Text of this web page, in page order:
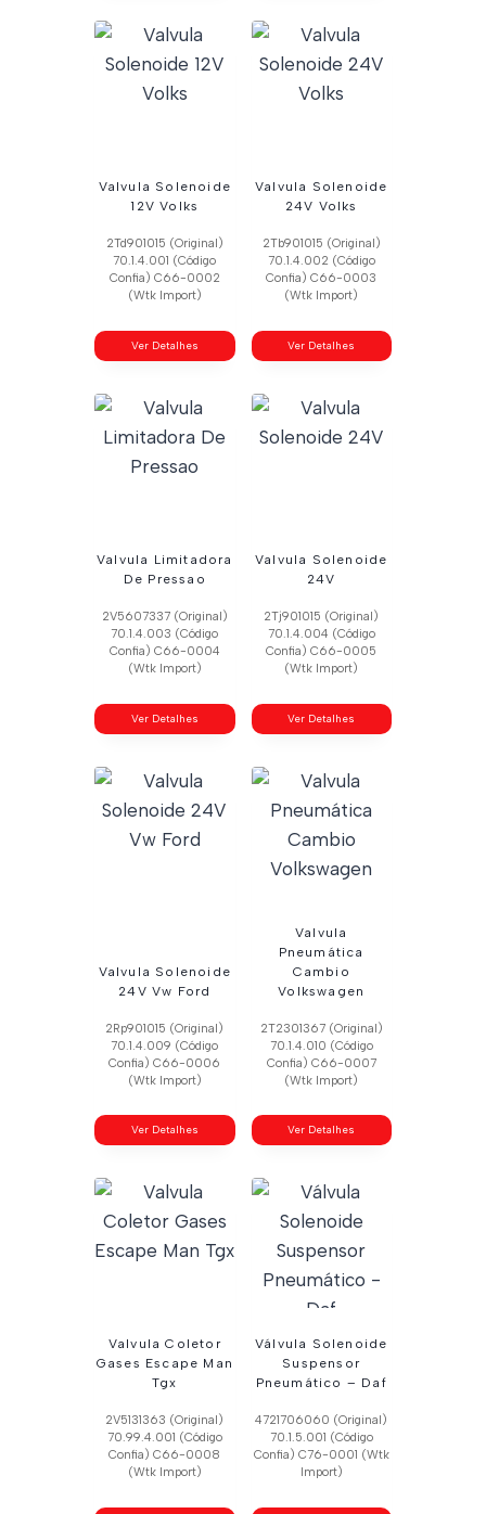
Valvula Solenoide
12V Volks
2Td901015 (Original)
70.1.4.001 (Código
Confia) C66-0002
(Wtk Import)
Ver Detalhes
Valvula Solenoide
24V Volks
2Tb901015 (Original)
70.1.4.002 (Código
Confia) C66-0003
(Wtk Import)
Ver Detalhes
Valvula Limitadora
De Pressao
2V5607337 (Original)
70.1.4.003 (Código
Confia) C66-0004
(Wtk Import)
Ver Detalhes
Valvula Solenoide
24V
2Tj901015 (Original)
70.1.4.004 (Código
Confia) C66-0005
(Wtk Import)
Ver Detalhes
Valvula Solenoide
24V Vw Ford
2Rp901015 (Original)
70.1.4.009 (Código
Confia) C66-0006
(Wtk Import)
Ver Detalhes
Valvula
Pneumática
Cambio
Volkswagen
2T2301367 (Original)
70.1.4.010 (Código
Confia) C66-0007
(Wtk Import)
Ver Detalhes
Valvula Coletor
Gases Escape Man
Tgx
2V5131363 (Original)
70.99.4.001 (Código
Confia) C66-0008
(Wtk Import)
Válvula Solenoide
Suspensor
Pneumático – Daf
4721706060 (Original)
70.1.5.001 (Código
Confia) C76-0001 (Wtk
Import)